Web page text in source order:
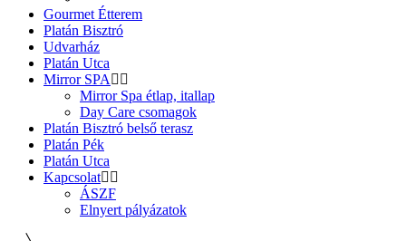
Gourmet Étterem
Platán Bisztró
Udvarház
Platán Utca
Mirror SPA
Mirror Spa étlap, itallap
Day Care csomagok
Platán Bisztró belső terasz
Platán Pék
Platán Utca
Kapcsolat
ÁSZF
Elnyert pályázatok